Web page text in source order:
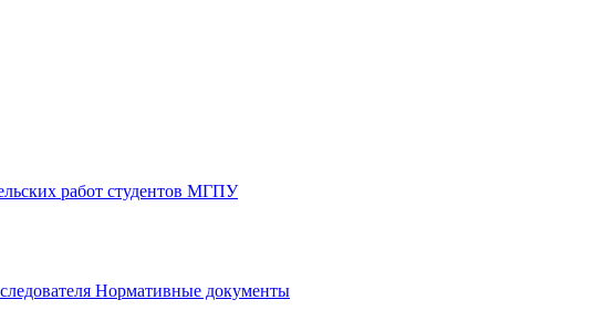
работ студентов МГПУ
Нормативные документы